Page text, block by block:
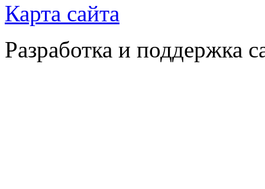
Карта сайта
Разработка и поддержка